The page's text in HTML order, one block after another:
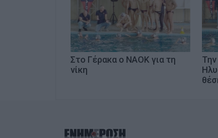
Στο Γέρακα ο ΝΑΟΚ για τη
νίκη